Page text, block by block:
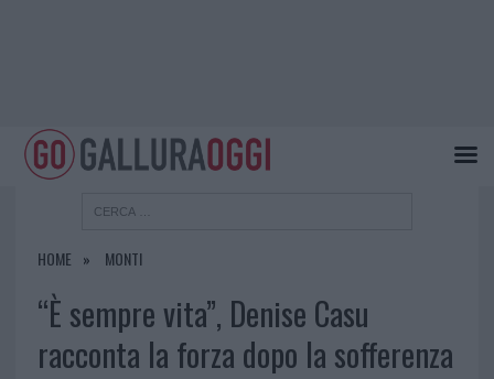
HOME MONTI
“È sempre vita”, Denise Casu
racconta la forza dopo la sofferenza